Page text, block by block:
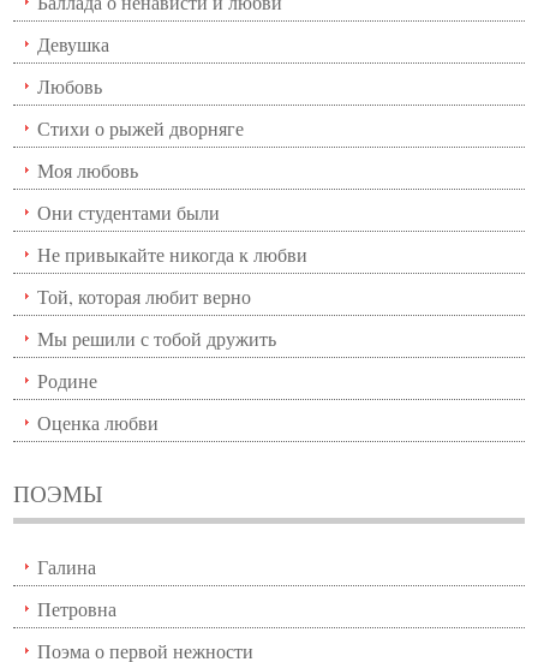
Девушка
Любовь
Стихи о рыжей дворняге
Моя любовь
Они студентами были
Не привыкайте никогда к любви
Той, которая любит верно
Мы решили с тобой дружить
Родине
Оценка любви
ПОЭМЫ
Галина
Петровна
Поэма о первой нежности